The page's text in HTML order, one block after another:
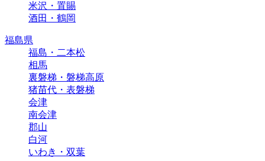
米沢・置賜
酒田・鶴岡
福島県
福島・二本松
相馬
裏磐梯・磐梯高原
猪苗代・表磐梯
会津
南会津
郡山
白河
いわき・双葉